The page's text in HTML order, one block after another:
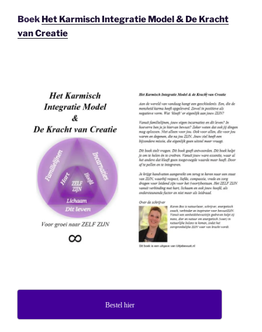
Boek Het Karmisch Integratie Model & De Kracht
van Creatie
Bestel hier